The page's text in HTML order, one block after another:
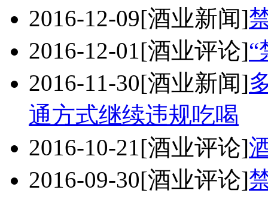
2016-12-09[酒业新闻]
2016-12-01[酒业评论]“
2016-11-30[酒业新闻]
通方式继续违规吃喝
2016-10-21[酒业评论]
2016-09-30[酒业评论]